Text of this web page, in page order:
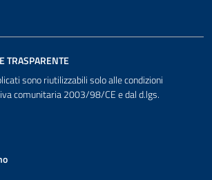
TRASPARENTE
sono riutilizzabili solo alle condizioni
comunitaria 2003/98/CE e dal d.lgs.